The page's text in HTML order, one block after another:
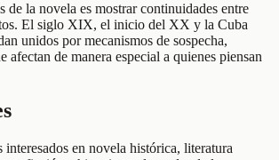
de la novela es mostrar continuidades entre
El siglo XIX, el inicio del XX y la Cuba
unidos por mecanismos de sospecha,
afectan de manera especial a quienes piensan
interesados en novela histórica, literatura